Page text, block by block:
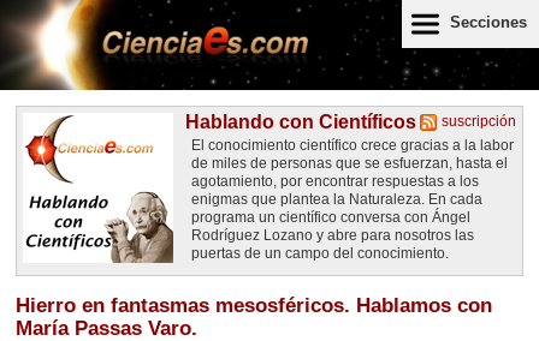
Secciones
suscripción
Hablando con Científicos
El conocimiento científico crece gracias a la labor
de miles de personas que se esfuerzan, hasta el
agotamiento, por encontrar respuestas a los
enigmas que plantea la Naturaleza. En cada
programa un científico conversa con Ángel
Rodríguez Lozano y abre para nosotros las
puertas de un campo del conocimiento.
Hierro en fantasmas mesosféricos. Hablamos con
María Passas Varo.